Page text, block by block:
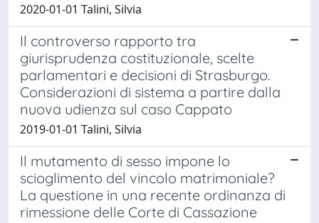
2020-01-01 Talini, Silvia
Il controverso rapporto tra
giurisprudenza costituzionale, scelte
parlamentari e decisioni di Strasburgo.
Considerazioni di sistema a partire dalla
nuova udienza sul caso Cappato
2019-01-01 Talini, Silvia
Il mutamento di sesso impone lo
scioglimento del vincolo matrimoniale?
La questione in una recente ordinanza di
rimessione delle Corte di Cassazione